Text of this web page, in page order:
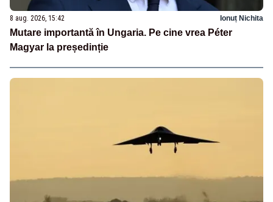
8 aug. 2026, 15:42 Ionuț Nichita
Mutare importantă în Ungaria. Pe cine vrea Péter
Magyar la președinție